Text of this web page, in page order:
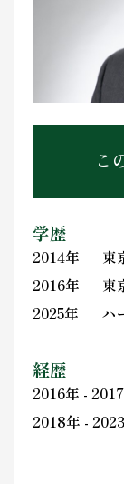
こ
学歴
2014年
東
2016年
東
2025年
ハ
経歴
2016年 -
2018年 -